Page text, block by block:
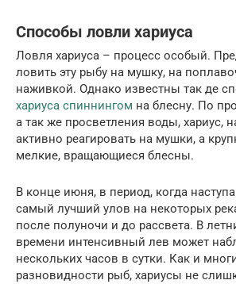
Способы ловли хариуса
Ловля хариуса – процесс особый.
ловить эту рыбу на мушку, на
наживкой. Однако известны так де
хариуса спиннингом на блесну. По
а так же просветления воды, хариус,
активно реагировать на мушки, а
мелкие, вращающиеся блесны.
В конце июня, в период, когда
самый лучший улов на некоторых
после полуночи и до рассвета. В
времени интенсивный лев может
нескольких часов в сутки. Как и
разновидности рыб, хариусы не